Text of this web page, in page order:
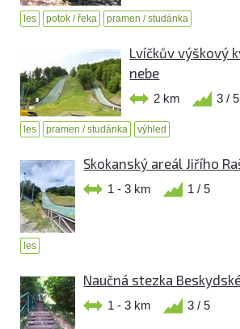
les potok / řeka pramen / studánka
Lvíčkův výškový
nebe
2 km 3 / 5
les pramen / studánka výhled
Skokanský areál Jiřího
1 - 3 km 1 / 5
les
Naučná stezka
1 - 3 km 3 / 5